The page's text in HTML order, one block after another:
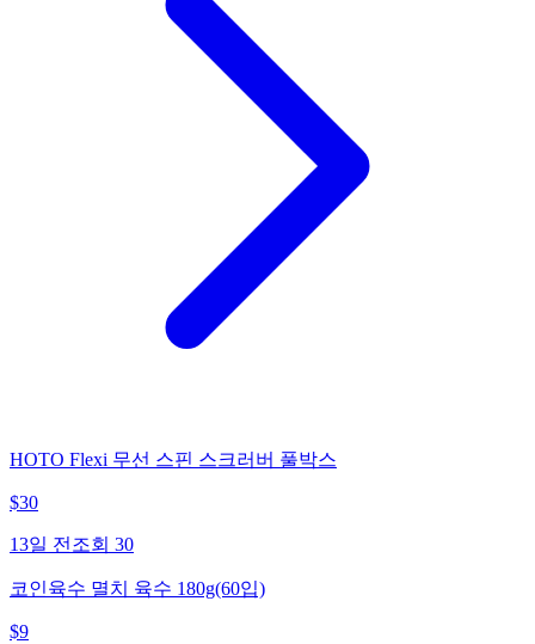
HOTO Flexi 무선 스핀 스크러버 풀박스
$30
13일 전 조회 30
코인육수 멸치 육수 180g(60입)
$9